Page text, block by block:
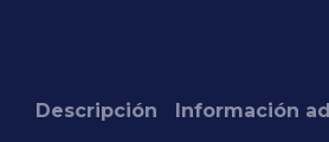
Descripción Información